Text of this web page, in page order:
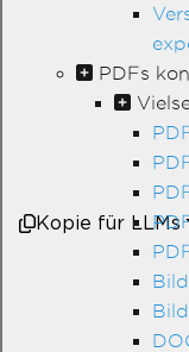
PDFs
Kopie für LLMs